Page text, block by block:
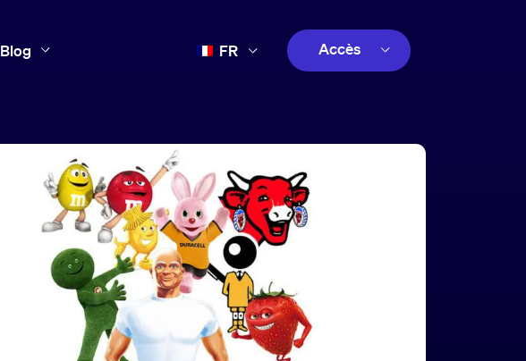
Blog FR Accès
créatif